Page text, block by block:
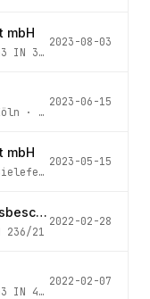
mbH
IN 325/23
2023-08-03
· Az.
2023-06-15
mbH
2023-05-15
Loop Postproduktion UG (haftungsbeschränkt)
236/21
2022-02-28
IN 475/21
2022-02-07